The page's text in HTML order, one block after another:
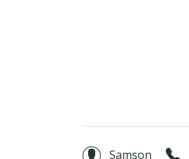
Samson